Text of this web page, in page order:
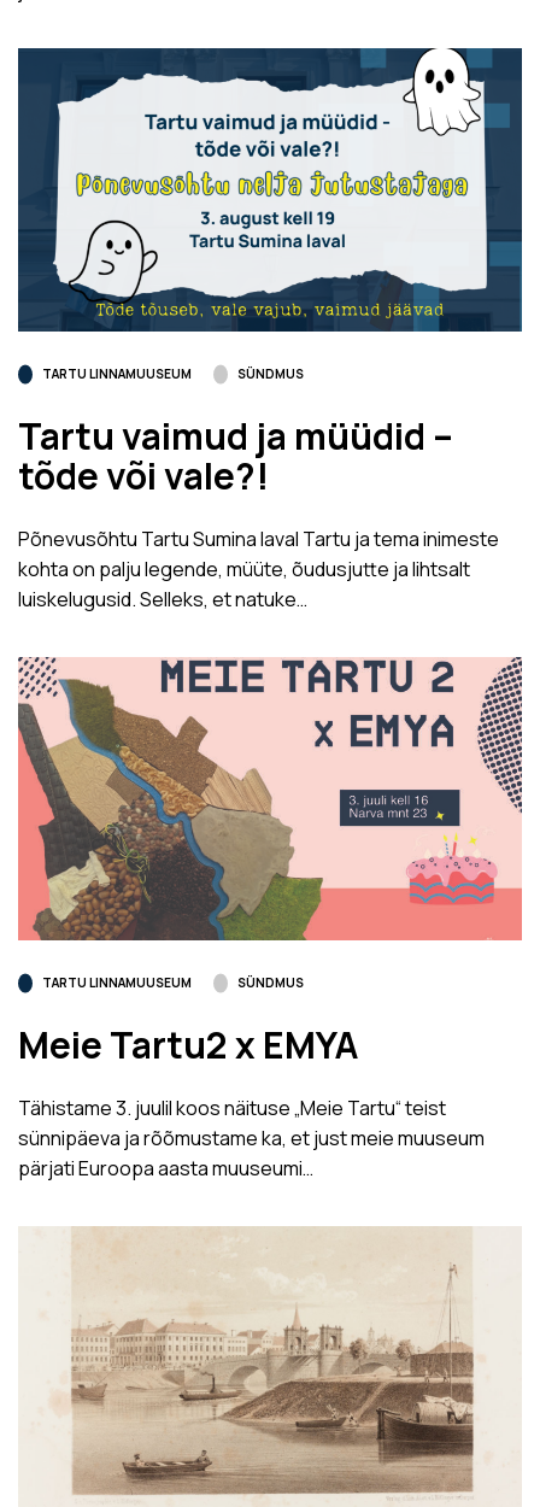
TARTU LINNAMUUSEUM SÜNDMUS
Tartu vaimud ja müüdid –
tõde või vale?!
Põnevusõhtu Tartu Sumina laval Tartu ja tema inimeste
kohta on palju legende, müüte, õudusjutte ja lihtsalt
luiskelugusid. Selleks, et natuke…
TARTU LINNAMUUSEUM SÜNDMUS
Meie Tartu2 x EMYA
Tähistame 3. juulil koos näituse „Meie Tartu“ teist
sünnipäeva ja rõõmustame ka, et just meie muuseum
pärjati Euroopa aasta muuseumi…